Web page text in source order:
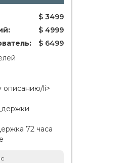
$ 3499
$ 4999
$ 6499
описанию/li>
72 часа